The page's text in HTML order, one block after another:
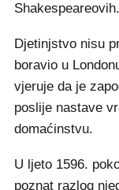
Djetinjstvo nisu
boravio u
vjeruje da je
poslije nastave
domaćinstvu.
U ljeto 1596.
poznat razlog